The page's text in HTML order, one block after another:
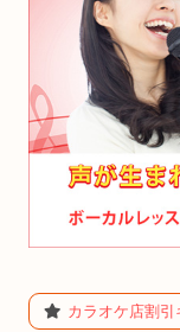
カラオケ店割